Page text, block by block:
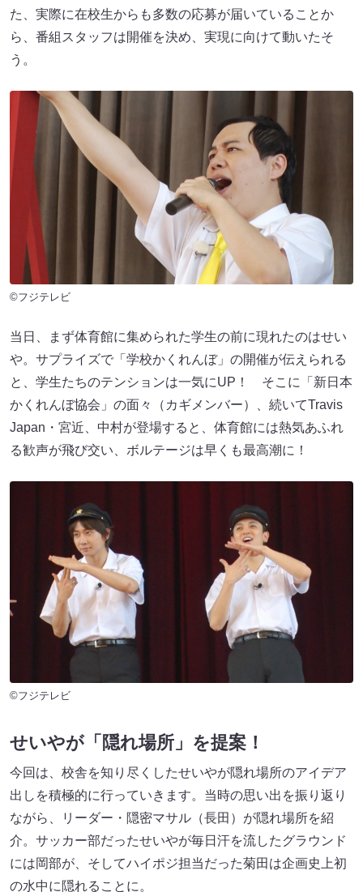
た、実際に在校生からも多数の応募が届いていることか
ら、番組スタッフは開催を決め、実現に向けて動いたそ
う。
©フジテレビ
当日、まず体育館に集められた学生の前に現れたのはせい
や。サプライズで「学校かくれんぼ」の開催が伝えられる
と、学生たちのテンションは一気にUP！ そこに「新日本
かくれんぼ協会」の面々（カギメンバー）、続いてTravis
Japan・宮近、中村が登場すると、体育館には熱気あふれ
る歓声が飛び交い、ボルテージは早くも最高潮に！
©フジテレビ
せいやが「隠れ場所」を提案！
今回は、校舎を知り尽くしたせいやが隠れ場所のアイデア
出しを積極的に行っていきます。当時の思い出を振り返り
ながら、リーダー・隠密マサル（長田）が隠れ場所を紹
介。サッカー部だったせいやが毎日汗を流したグラウンド
には岡部が、そしてハイポジ担当だった菊田は企画史上初
の水中に隠れることに。